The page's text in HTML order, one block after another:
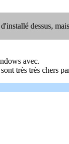
dessus,
avec.
très très chers